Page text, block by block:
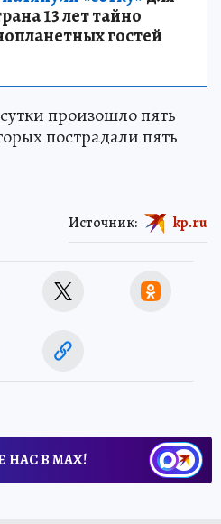
13 лет тайно
гостей
произошло пять
пострадали пять
Источник: kp.ru
НАС В МАХ!